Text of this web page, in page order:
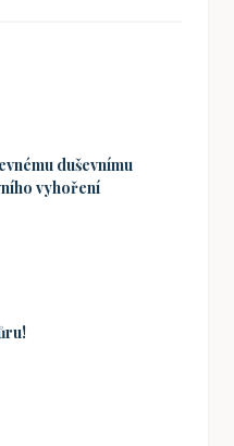
duševnímu
vyhoření